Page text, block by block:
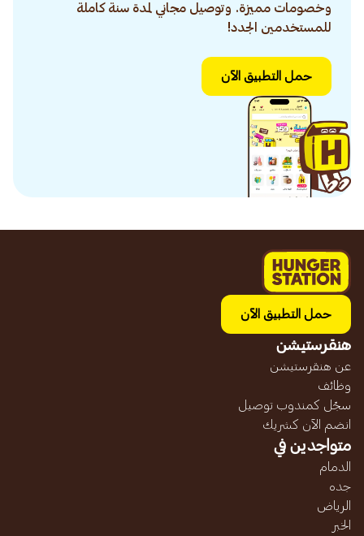
وخصومات مميزة. وتوصيل مجاني لمدة سنة كاملة
للمستخدمين الجدد!
حمل التطبيق الآن
حمل التطبيق الآن
هنقرستيشن
عن هنقرستيشن
وظائف
سجّل كمندوب توصيل
انضم الآن كشريك
متواجدين في
الدمام
جده
الرياض
الخبر